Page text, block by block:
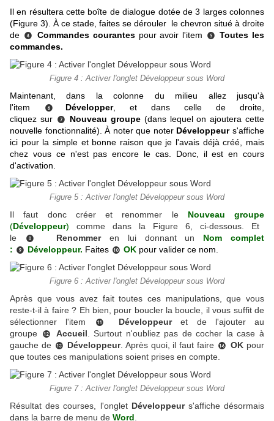
Il en résultera cette boîte de dialogue dotée de 3 larges colonnes
(Figure 3). À ce stade, faites se dérouler le chevron situé à droite
de
❹ Commandes courantes pour avoir l'item ❺ Toutes les
commandes.
Figure 4 : Activer l'onglet Développeur sous Word
Maintenant, dans la colonne du milieu allez jusqu'à
l'item
❻ Développer, et dans celle de droite,
cliquez sur
❼ Nouveau groupe (dans lequel on ajoutera cette
nouvelle fonctionnalité). À noter que noter Développeurs'affiche
ici pour la simple et bonne raison que je l'avais déjà créé, mais
chez vous ce n'est pas encore le cas. Donc, il est en cours
d'activation.
Figure 5 : Activer l'onglet Développeur sous Word
Il faut donc créer et renommer le
Nouveau groupe
(Développeur) comme dans la Figure 6, ci-dessous. Et
le
❽ Renommeren lui donnant un Nom complet
: ❾ Développeur. Faites ❿ OK pour valider ce nom.
Figure 6 : Activer l'onglet Développeur sous Word
Après que vous avez fait toutes ces manipulations, que vous
reste-t-il à faire ? Eh bien, pour boucler la boucle, il vous suffit de
sélectionner l'item
⓫ Développeuret de l'ajouter au
groupe
⓬ Accueil . Surtout n'oubliez pas de cocher la case à
gauche de ⓭ Développeur. Après quoi, il faut faire ⓮ OK pour
que toutes ces manipulations soient prises en compte.
Figure 7 : Activer l'onglet Développeur sous Word
Résultat des courses, l'onglet Développeur s'affiche désormais
dans la barre de menu de Word